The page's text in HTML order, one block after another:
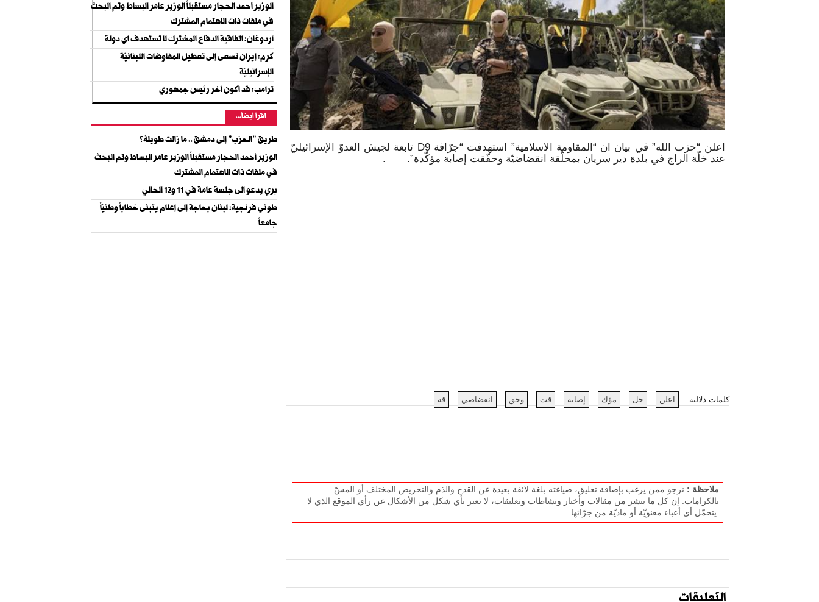
اعلن “حزب الله” في بيان ان “المقاومة الاسلامية” استهدفت “جرّافة D9 تابعة لجيش العدوّ الإسرائيليّ
عند خلّة الراج في بلدة دير سريان بمحلّقة انقضاضيّة وحقّقت إصابة مؤكّدة”. .
كلمات دلالية: اعلن خل مؤك إصابة قت وحق انقضاضي قة
ملاحظة : نرجو ممن يرغب بإضافة تعليق، صياغته بلغة لائقة بعيدة عن القدح والذم والتحريض المختلف أو المسّ
بالكرامات. إن كل ما ينشر من مقالات وأخبار ونشاطات وتعليقات، لا تعبر بأي شكل من الأشكال عن رأي الموقع الذي لا
الوزير أحمد الحجار مستقبلاً الوزير عامر البساط وتم البحث
في ملفات ذات الاهتمام المشترك
أردوغان: اتفاقية الدفاع المشترك لا تستهدف اي دولة
كرم: إيران تسعى إلى تعطيل المفاوضات اللبنانيّة -
الإسرائيليّة
ترامب: قد أكون آخر رئيس جمهوري
اقرأ أيضاً...
طريق "الحزب" إلى دمشق.. ما زالت طويلة؟
الوزير أحمد الحجار مستقبلاً الوزير عامر البساط وتم البحث
في ملفات ذات الاهتمام المشترك
بري يدعو الى جلسة عامة في 11 و12 الحالي
طوني فرنجية: لبنان بحاجة إلى إعلام يتبنى خطاباً وطنيّاً
جامعاً